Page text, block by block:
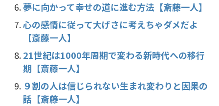
夢に向かって幸せの道に進む方法【斎藤一人】
心の感情に従って大げさに考えちゃダメだよ
【斎藤一人】
21世紀は1000年周期で変わる新時代への移行
期【斎藤一人】
９割の人は信じられない生まれ変わりと因果の
話【斎藤一人】